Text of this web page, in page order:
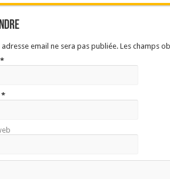
adresse email ne sera pas publiée. Les champs
*
*